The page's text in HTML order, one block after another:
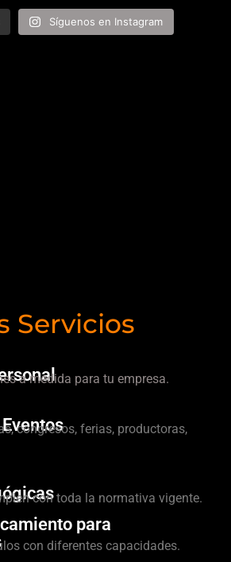
Síguenos en Instagram
Servicios
a medida para tu empresa.
congresos, ferias, productoras,
con toda la normativa vigente.
para
con diferentes capacidades.